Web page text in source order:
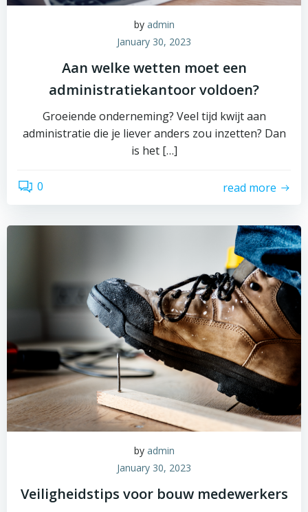
by admin
January 30, 2023
Aan welke wetten moet een
administratiekantoor voldoen?
Groeiende onderneming? Veel tijd kwijt aan
administratie die je liever anders zou inzetten? Dan
is het […]
0 read more
by admin
January 30, 2023
Veiligheidstips voor bouw medewerkers